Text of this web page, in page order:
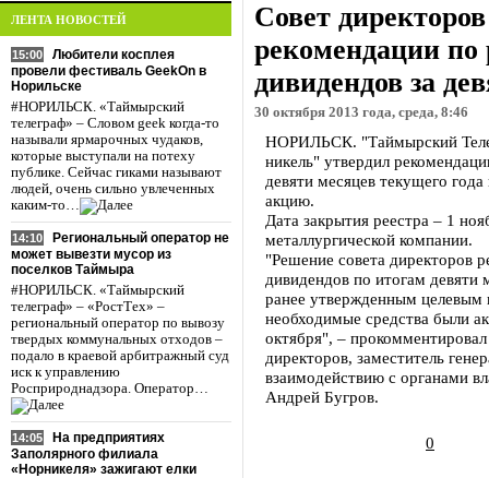
ЛЕНТА НОВОСТЕЙ
15:00
Любители косплея
провели фестиваль GeekOn в
Норильске
#НОРИЛЬСК. «Таймырский
телеграф» – Словом geek когда-то
называли ярмарочных чудаков,
которые выступали на потеху
публике. Сейчас гиками называют
людей, очень сильно увлеченных
каким-то…
14:10
Региональный оператор не
может вывезти мусор из
поселков Таймыра
#НОРИЛЬСК. «Таймырский
телеграф» – «РостТех» –
региональный оператор по вывозу
твердых коммунальных отходов –
подало в краевой арбитражный суд
иск к управлению
Росприроднадзора. Оператор…
14:05
На предприятиях
Заполярного филиала
«Норникеля» зажигают елки
Совет
рекомендации
дивидендов за
30 октября 2013 года, среда, 8:46
НОРИЛЬСК. "Таймырский
никель" утвердил
девяти месяцев текущего
акцию.
Дата закрытия реестра – 1
металлургической компании.
"Решение совета директоров
дивидендов по итогам девяти
ранее утвержденным целевым
необходимые средства были
октября", – прокомментировал
директоров, заместитель
взаимодействию с органами
Андрей Бугров.
0